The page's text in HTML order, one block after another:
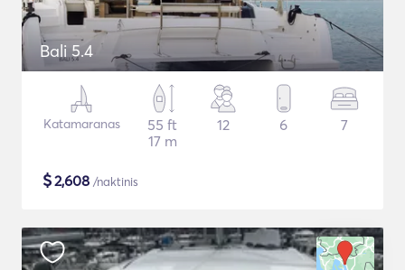
Bali 5.4
Katamaranas
55 ft
17 m
12 6 7
$2,608 /naktinis